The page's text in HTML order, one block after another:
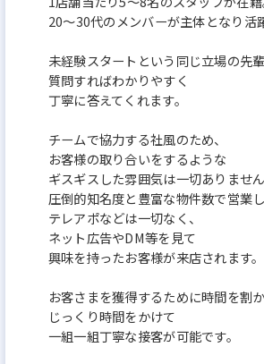
20～30代のメンバーが主体となり活
未経験スタートという同じ立場の先輩
質問すればわかりやすく
丁寧に答えてくれます。
チームで協力する社風のため、
お客様の取り合いをするような
ギスギスした雰囲気は一切ありませ
圧倒的知名度と豊富な物件数で営業
テレアポなどは一切なく、
ネット広告やDM等を見て
興味を持ったお客様が来店されます。
お客さまを獲得するために時間を割か
じっくり時間をかけて
一組一組丁寧な接客が可能です。